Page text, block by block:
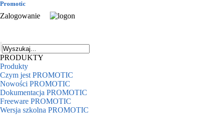
Promotic
Zalogowanie
PRODUKTY
Produkty
Czym jest PROMOTIC
Nowości PROMOTIC
Dokumentacja PROMOTIC
Freeware PROMOTIC
Wersja szkolna PROMOTIC